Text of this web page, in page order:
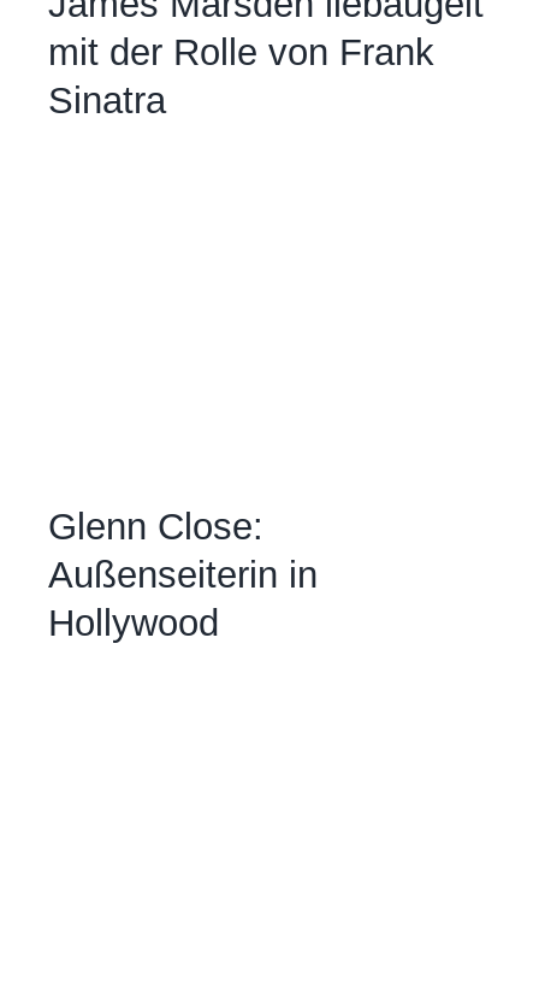
mit der Rolle von Frank
Sinatra
Glenn Close:
Außenseiterin in
Hollywood